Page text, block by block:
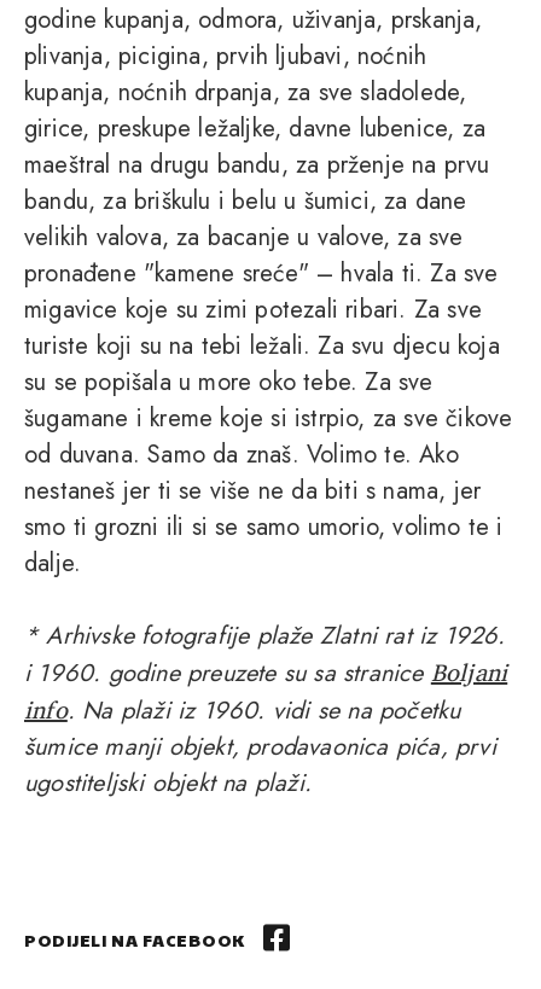
godine kupanja, odmora, uživanja, prskanja,
plivanja, picigina, prvih ljubavi, noćnih
kupanja, noćnih drpanja, za sve sladolede,
girice, preskupe ležaljke, davne lubenice, za
maeštral na drugu bandu, za prženje na prvu
bandu, za briškulu i belu u šumici, za dane
velikih valova, za bacanje u valove, za sve
pronađene "kamene sreće" – hvala ti. Za sve
migavice koje su zimi potezali ribari. Za sve
turiste koji su na tebi ležali. Za svu djecu koja
su se popišala u more oko tebe. Za sve
šugamane i kreme koje si istrpio, za sve čikove
od duvana. Samo da znaš. Volimo te. Ako
nestaneš jer ti se više ne da biti s nama, jer
smo ti grozni ili si se samo umorio, volimo te i
dalje.
* Arhivske fotografije plaže Zlatni rat iz 1926.
i 1960. godine preuzete su sa straniceBoljani
info. Na plaži iz 1960. vidi se na početku
šumice manji objekt, prodavaonica pića, prvi
ugostiteljski objekt na plaži.
PODIJELI NA FACEBOOK